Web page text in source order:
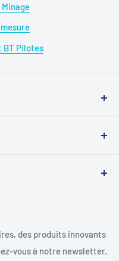
BT Pilotes
des produits innovants
vous à notre newsletter.